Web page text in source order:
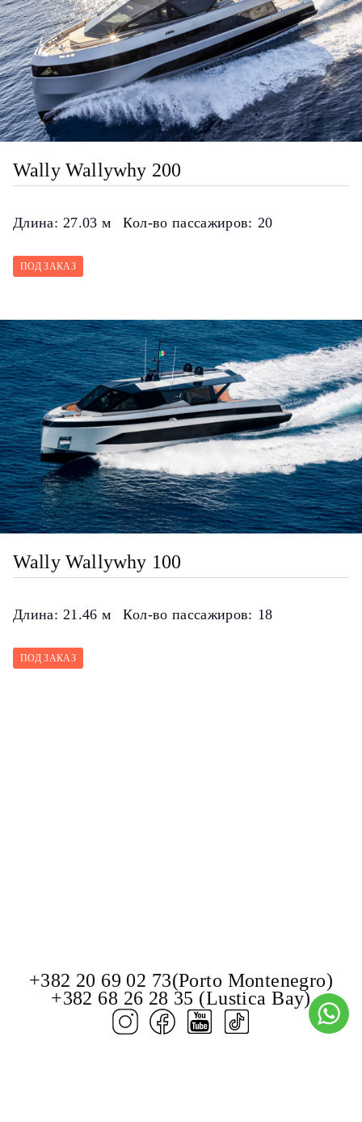
Wally Wallywhy 200
Длина: 27.03 м Кол-во пассажиров: 20
ПОД ЗАКАЗ
Wally Wallywhy 100
Длина: 21.46 м Кол-во пассажиров: 18
ПОД ЗАКАЗ
+382 20 69 02 73(Porto Montenegro)
+382 68 26 28 35 (Lustica Bay)